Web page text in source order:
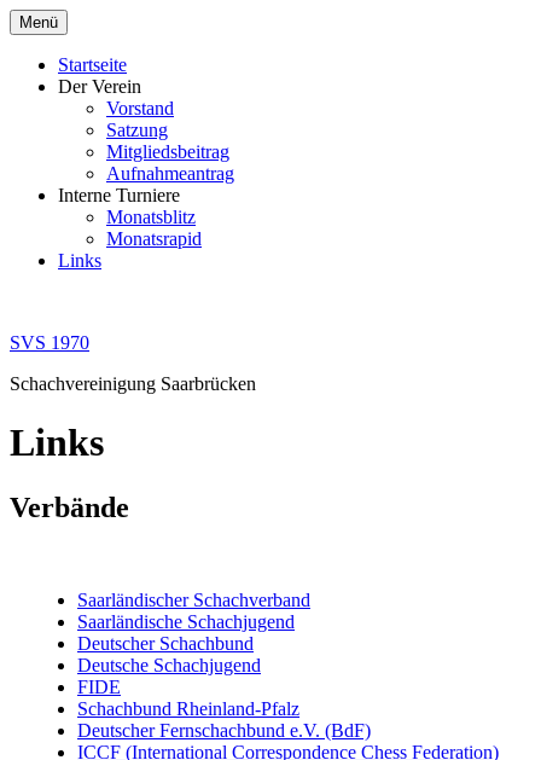
Zum
Inhalt
springen
Menü
Startseite
Der Verein
Vorstand
Satzung
Mitgliedsbeitrag
Aufnahmeantrag
Interne Turniere
Monatsblitz
Monatsrapid
Links
SVS 1970
Schachvereinigung Saarbrücken
Links
Verbände
Saarländischer Schachverband
Saarländische Schachjugend
Deutscher Schachbund
Deutsche Schachjugend
FIDE
Schachbund Rheinland-Pfalz
Deutscher Fernschachbund e.V. (BdF)
ICCF (International Correspondence Chess Federation)